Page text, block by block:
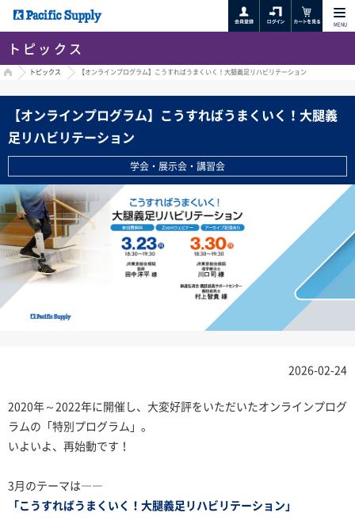
MENU
トピックス
HOME トピックス 【オンラインプログラム】こうすればうまくいく！大腿義足リハビリテーション
【オンラインプログラム】こうすればうまくいく！大腿義
足リハビリテーション
学会・展示会・講習会
2026-02-24
2020年～2022年に開催し、大変好評をいただいたオンラインプログ
ラムの「特別プログラム」。
いよいよ、再始動です！
3月のテーマは――
「こうすればうまくいく！大腿義足リハビリテーション」